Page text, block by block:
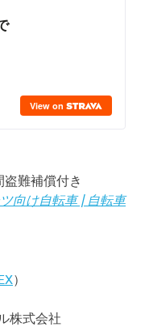
難補償付き
向け自転車 | 自転車
）
株式会社